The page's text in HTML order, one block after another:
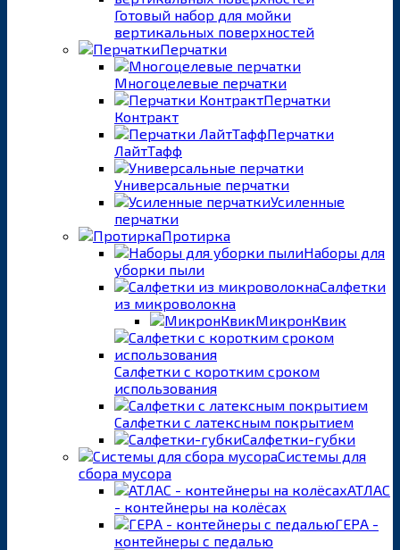
Готовый набор для мойки
вертикальных поверхностей
Перчатки
Многоцелевые перчатки
Перчатки
Контракт
Перчатки
ЛайтТафф
Универсальные перчатки
Усиленные
перчатки
Протирка
Наборы для
уборки пыли
Салфетки
из микроволокна
МикронКвик
Салфетки с коротким сроком
использования
Салфетки с латексным покрытием
Салфетки-губки
Системы для
сбора мусора
АТЛАС
- контейнеры на колёсах
ГЕРА -
контейнеры с педалью